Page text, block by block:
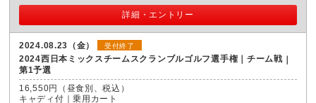
詳細・エントリー
2024.08.23（金） 受付終了
2024西日本ミックスチームスクランブルゴルフ選手権｜チーム戦
第1予選
16,550円（昼食別、税込）
キャディ付｜乗用カート